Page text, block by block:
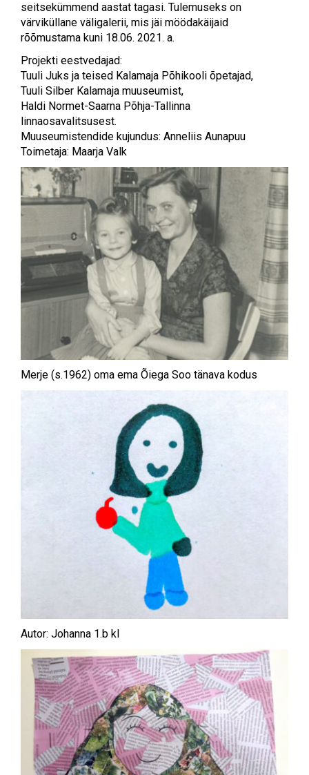
seitsekümmend aastat tagasi. Tulemuseks on
värviküllane väligalerii, mis jäi möödakäijaid
rõõmustama kuni 18.06. 2021. a.
Projekti eestvedajad:
Tuuli Juks ja teised Kalamaja Põhikooli õpetajad,
Tuuli Silber Kalamaja muuseumist,
Haldi Normet-Saarna Põhja-Tallinna
linnaosavalitsusest.
Muuseumistendide kujundus: Anneliis Aunapuu
Toimetaja: Maarja Valk
Merje (s.1962) oma ema Õiega Soo tänava kodus
Autor: Johanna 1.b kl